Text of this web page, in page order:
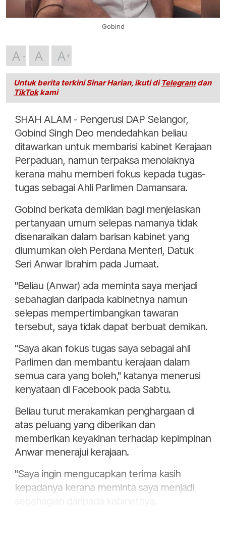
Gobind
A A A
Untuk berita terkini Sinar Harian, ikuti di Telegramdan
TikTokkami
SHAH ALAM - Pengerusi DAP Selangor,
Gobind Singh Deo mendedahkan beliau
ditawarkan untuk membarisi kabinet Kerajaan
Perpaduan, namun terpaksa menolaknya
kerana mahu memberi fokus kepada tugas-
tugas sebagai Ahli Parlimen Damansara.
Gobind berkata demikian bagi menjelaskan
pertanyaan umum selepas namanya tidak
disenaraikan dalam barisan kabinet yang
diumumkan oleh Perdana Menteri, Datuk
Seri Anwar Ibrahim pada Jumaat.
"Beliau (Anwar) ada meminta saya menjadi
sebahagian daripada kabinetnya namun
selepas mempertimbangkan tawaran
tersebut, saya tidak dapat berbuat demikan.
"Saya akan fokus tugas saya sebagai ahli
Parlimen dan membantu kerajaan dalam
semua cara yang boleh," katanya menerusi
kenyataan di Facebook pada Sabtu.
Beliau turut merakamkan penghargaan di
atas peluang yang diberikan dan
memberikan keyakinan terhadap kepimpinan
Anwar menerajui kerajaan.
"Saya ingin mengucapkan terima kasih
kepadanya kerana meminta saya menjadi